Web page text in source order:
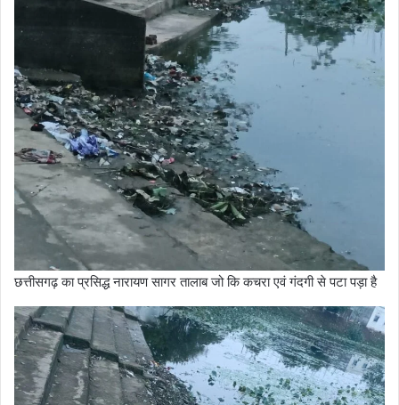
छत्तीसगढ़ का प्रसिद्ध नारायण सागर तालाब जो कि कचरा एवं गंदगी से पटा पड़ा है